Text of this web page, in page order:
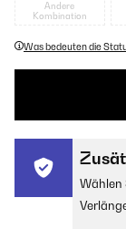
Andere
Kombination
Was bedeuten die
Wählen